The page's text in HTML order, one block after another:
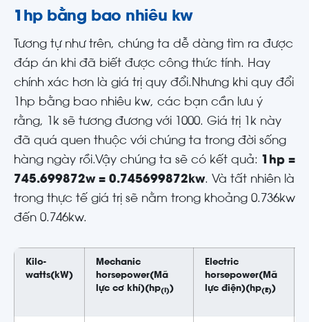
1hp bằng bao nhiêu kw
Tương tự như trên, chúng ta dễ dàng tìm ra được
đáp án khi đã biết được công thức tính. Hay
chính xác hơn là giá trị quy đổi.Nhưng khi quy đổi
1hp bằng bao nhiêu kw, các bạn cần lưu ý
rằng, 1k sẽ tương đương với 1000. Giá trị 1k này
đã quá quen thuộc với chúng ta trong đời sống
hàng ngày rồi.Vậy chúng ta sẽ có kết quả:
1hp =
745.699872w = 0.745699872kw. Và tất nhiên là
trong thực tế giá trị sẽ nằm trong khoảng 0.736kw
đến 0.746kw.
Kilo-
watts(kW)
Mechanic
horsepower(Mã
lực cơ khí)(hp(I))
Electric
horsepower(Mã
lực điện)(hp(E))